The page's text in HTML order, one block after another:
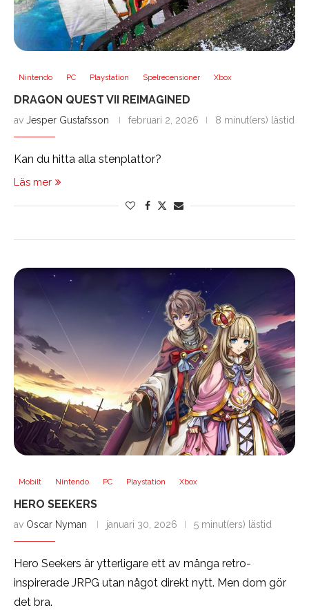
Nintendo PC Playstation Spelrecensioner Xbox
DRAGON QUEST VII REIMAGINED
av Jesper Gustafsson februari 2, 2026 8 minut(ers) lästid
Kan du hitta alla stenplattor?
Läs mer
Mobilt Nintendo PC Playstation Xbox
HERO SEEKERS
av Oscar Nyman januari 30, 2026 5 minut(ers) lästid
Hero Seekers är ytterligare ett av många retro-
inspirerade JRPG utan något direkt nytt. Men dom gör
det bra.